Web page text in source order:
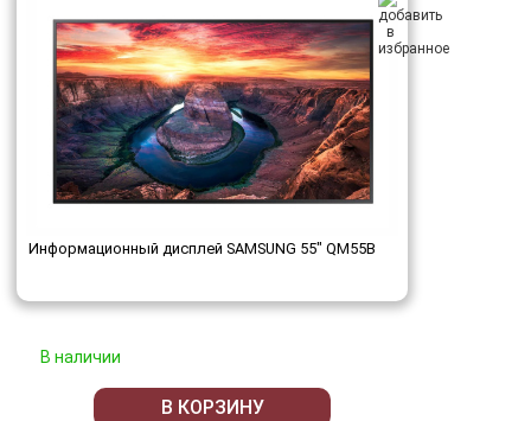
Информационный дисплей SAMSUNG 55" QM55B
В наличии
В КОРЗИНУ